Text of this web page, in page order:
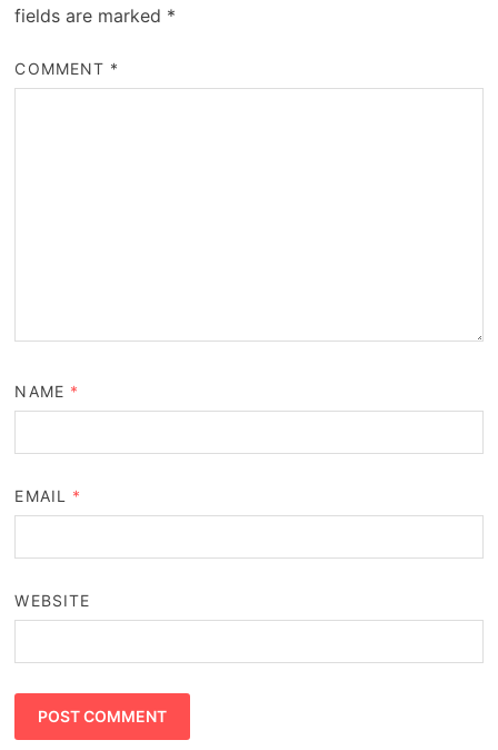
fields are marked *
COMMENT *
NAME *
EMAIL *
WEBSITE